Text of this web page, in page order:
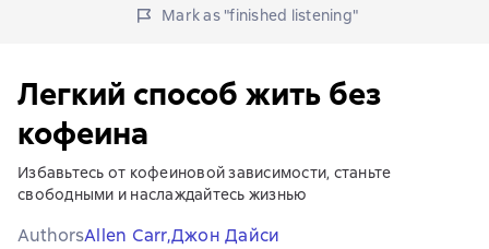
Mark as "finished listening"
Легкий способ жить без
кофеина
Избавьтесь от кофеиновой зависимости, станьте
свободными и наслаждайтесь жизнью
AuthorsAllen Carr,Джон Дайси